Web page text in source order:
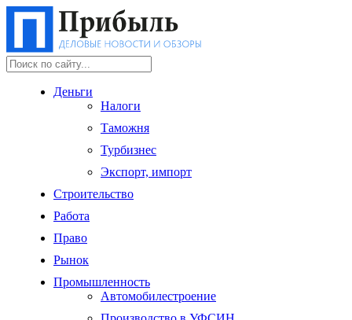
Деньги
Налоги
Таможня
Турбизнес
Экспорт, импорт
Строительство
Работа
Право
Рынок
Промышленность
Автомобилестроение